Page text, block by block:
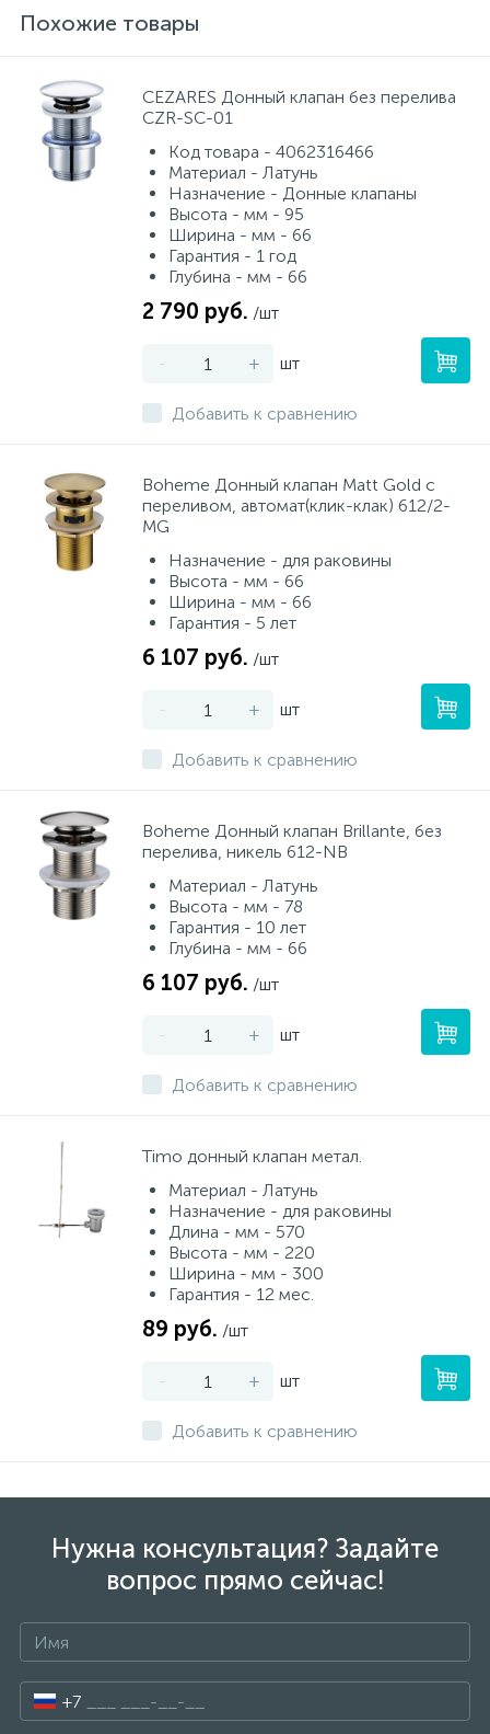
Похожие товары
CEZARES Донный клапан без перелива
CZR-SC-01
Код товара - 4062316466
Материал - Латунь
Назначение - Донные клапаны
Высота - мм - 95
Ширина - мм - 66
Гарантия - 1 год
Глубина - мм - 66
2 790 руб. /шт
- + шт
Добавить к сравнению
Boheme Донный клапан Matt Gold с
переливом, автомат(клик-клак) 612/2-
MG
Назначение - для раковины
Высота - мм - 66
Ширина - мм - 66
Гарантия - 5 лет
6 107 руб. /шт
- + шт
Добавить к сравнению
Boheme Донный клапан Brillante, без
перелива, никель 612-NB
Материал - Латунь
Высота - мм - 78
Гарантия - 10 лет
Глубина - мм - 66
6 107 руб. /шт
- + шт
Добавить к сравнению
Timo донный клапан метал.
Материал - Латунь
Назначение - для раковины
Длина - мм - 570
Высота - мм - 220
Ширина - мм - 300
Гарантия - 12 мес.
89 руб. /шт
- + шт
Добавить к сравнению
Нужна консультация? Задайте
вопрос прямо сейчас!
+7